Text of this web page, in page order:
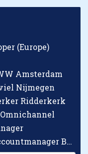
(Europe)
Amsterdam
Nijmegen
Ridderkerk
Checkpoint Systems Key Accountmanager Benelux